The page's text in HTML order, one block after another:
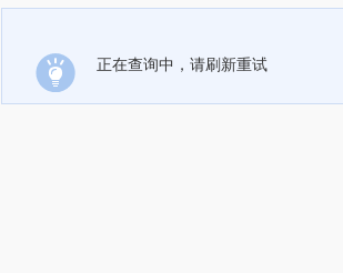
正在查询中，请刷新重试